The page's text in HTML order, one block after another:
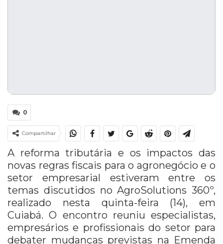
0
Compartilhar
A reforma tributária e os impactos das
novas regras fiscais para o agronegócio e o
setor empresarial estiveram entre os
temas discutidos no AgroSolutions 360º,
realizado nesta quinta-feira (14), em
Cuiabá. O encontro reuniu especialistas,
empresários e profissionais do setor para
debater mudanças previstas na Emenda